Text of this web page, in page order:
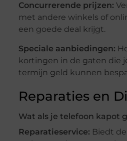
Concurrerende prijzen:
met andere winkels of
een goede deal krijgt.
Speciale aanbiedingen:
kortingen in de gaten die
termijn geld kunnen
Reparaties en
Wat als je telefoon kapot
Reparatieservice: Biedt